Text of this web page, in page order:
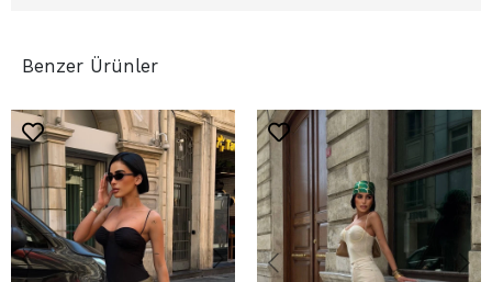
Benzer Ürünler